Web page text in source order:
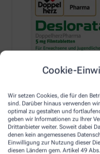
Cookie-
Wir setzen Cookies, die für den
sind. Darüber hinaus verwenden
optimal zu gestalten und
geben wir Informationen zu Ihrer
Drittanbieter weiter. Soweit dabei
denen kein angemessenes
Einwilligung zur Nutzung dieser
diesen Ländern gem. Artikel 49
Erfahren Sie mehr